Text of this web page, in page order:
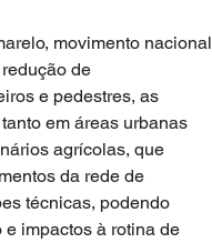
movimento nacional
de
e pedestres, as
em áreas urbanas
agrícolas, que
da rede de
técnicas, podendo
impactos à rotina de